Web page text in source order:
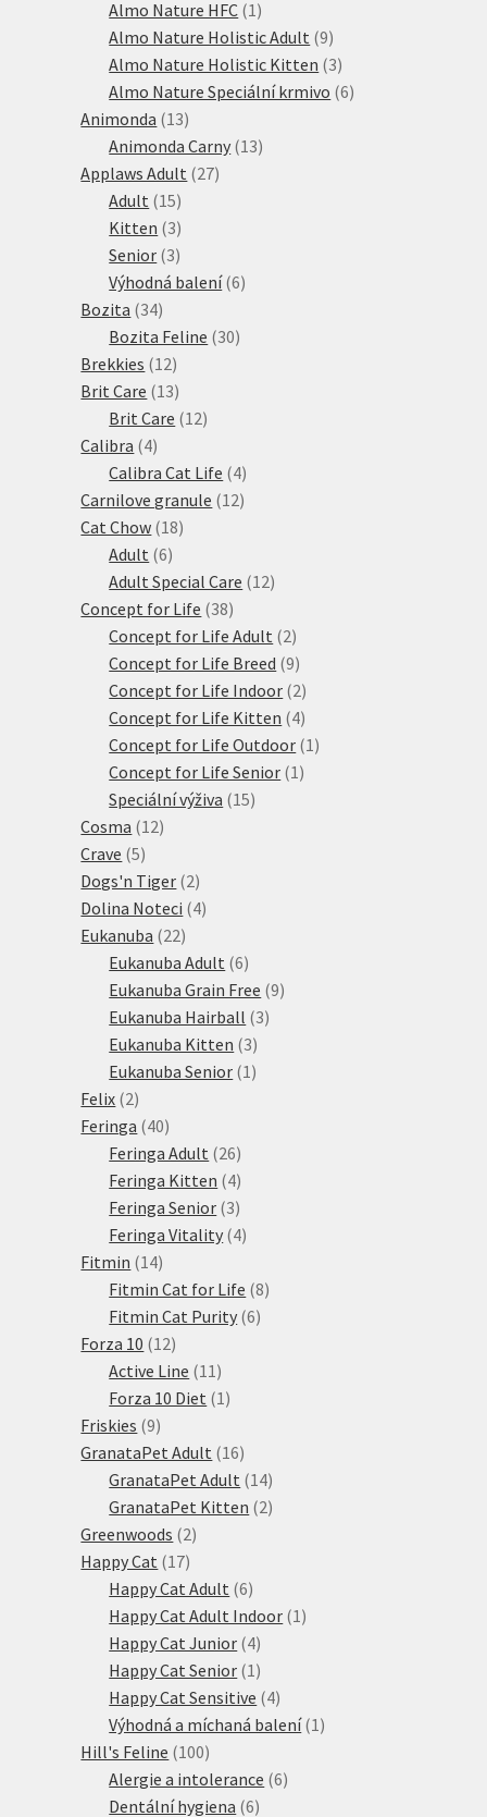
produktů
Almo Nature HFC 1 1
produkt
Almo Nature Holistic Adult 99
produktů
Almo Nature Holistic Kitten 33
produkty
Almo Nature Speciální krmivo 66
Animonda 1313
produktů
Animonda Carny 1313
Applaws Adult 2727
Adult 1515
produktů
Kitten 33
produkty
Senior 33
produkty
Výhodná balení 66
Bozita 3434
produktů
Bozita Feline 3030
Brekkies 1212
produktů
Brit Care 1313
produktů
Brit Care 1212
Calibra 44
produkty
Calibra Cat Life 44
produkty
Carnilove granule 1212
Cat Chow 1818
Adult 66
produktů
Adult Special Care 1212
Concept for Life 3838
produktů
Concept for Life Adult 22
produkty
Concept for Life Breed 99
produktů
Concept for Life Indoor 22
produkty
Concept for Life Kitten 44
produkty
Concept for Life Outdoor 1 1
Concept for Life Senior 1 1
Speciální výživa 1515
Cosma 1212
Crave 55
produktů
Dogs'n Tiger 22
produkty
Dolina Noteci 44
Eukanuba 2222
produktů
Eukanuba Adult 66
produktů
Eukanuba Grain Free 99
Eukanuba Hairball 33
Eukanuba Kitten 33
produkty
Eukanuba Senior 1 1
Felix 22
produkty
Feringa 4040
produktů
Feringa Adult 2626
produktů
Feringa Kitten 44
produkty
Feringa Senior 33
produkty
Feringa Vitality 44
Fitmin 1414
produktů
Fitmin Cat for Life 88
Fitmin Cat Purity 66
Forza 10 1212
produktů
Active Line 11 11
produktů
Forza 10 Diet 1 1
Friskies 99
produktů
GranataPet Adult 1616
produktů
GranataPet Adult 1414
produktů
GranataPet Kitten 22
Greenwoods 22
Happy Cat 1717
produktů
Happy Cat Adult 66
produktů
Happy Cat Adult Indoor 1 1
Happy Cat Junior 44
produkty
Happy Cat Senior 1 1
produkt
Happy Cat Sensitive 44
produkty
Výhodná a míchaná balení 1 1
Hill's Feline 100100
produktů
Alergie a intolerance 66
Dentální hygiena 66